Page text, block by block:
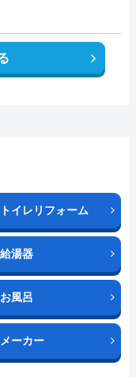
トイレリフォーム
給湯器
お風呂
メーカー